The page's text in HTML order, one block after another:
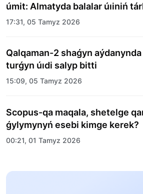
úmit: Almatyda balalar úıiniń
merekelik kún uıymdastyryldy
17:31, 05 Tamyz 2026
Qalqaman-2 shaǵyn
turǵyn úıdi salyp bitti
15:09, 05 Tamyz 2026
Scopus-qa maqala, shetelge
ǵylymynyń esebi kimge kerek?
00:21, 01 Tamyz 2026
«Zań kerýeni» jobasy: Abaı